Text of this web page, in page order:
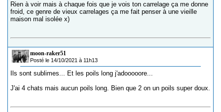
Rien à voir mais à chaque fois que je vois ton carrelage ça me donne
froid, ce genre de vieux carrelages ça me fait penser à une vieille
maison mal isolée x)
moon-raker51
Posté le 14/10/2021 à 11h13
Ils sont sublimes... Et les poils long j'adooooore...
J'ai 4 chats mais aucun poils long. Bien que 2 on un poils super doux.